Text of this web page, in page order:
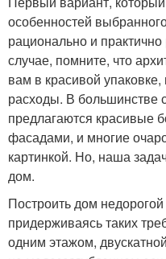
особенностей
рационально и
случае, помните, что
вам в красивой
расходы. В большинстве
предлагаются красивые
фасадами, и многие
картинкой. Но, наша
дом.
Построить дом
придерживаясь таких
одним этажом,